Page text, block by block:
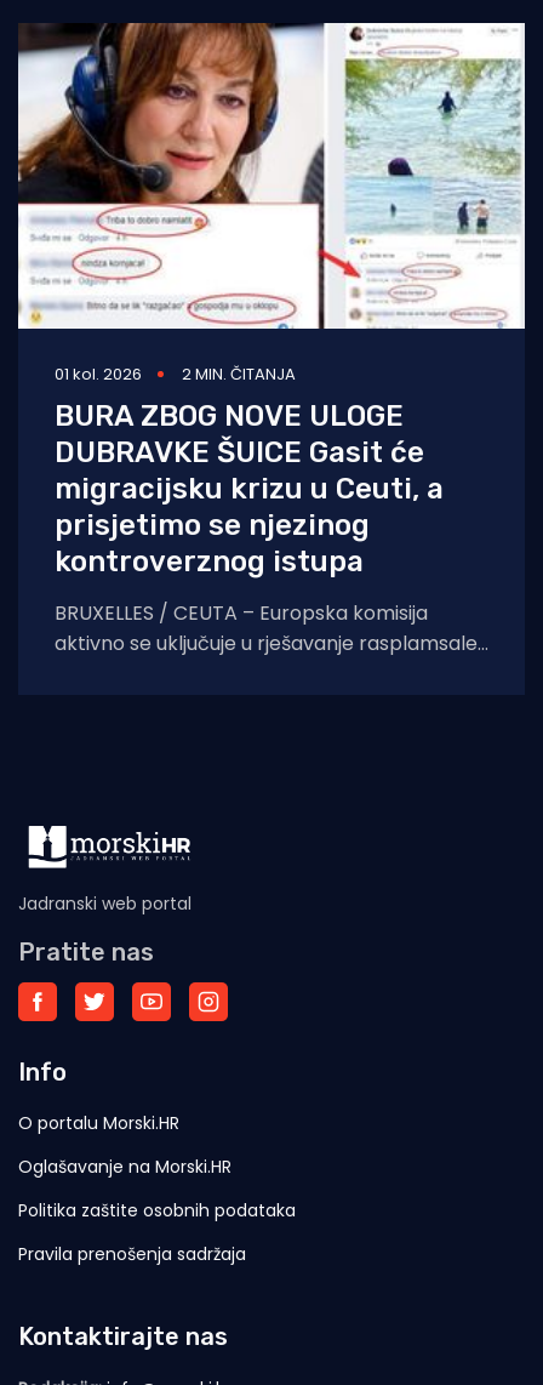
01 kol. 2026 2 MIN. ČITANJA
BURA ZBOG NOVE ULOGE
DUBRAVKE ŠUICE Gasit će
migracijsku krizu u Ceuti, a
prisjetimo se njezinog
kontroverznog istupa
BRUXELLES / CEUTA – Europska komisija
aktivno se uključuje u rješavanje rasplamsale
Jadranski web portal
Pratite nas
Info
O portalu Morski.HR
Oglašavanje na Morski.HR
Politika zaštite osobnih podataka
Pravila prenošenja sadržaja
Kontaktirajte nas